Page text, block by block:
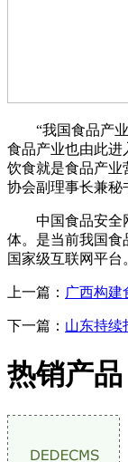
“我国食品产业
食品产业也由此进
饮食就是食品产业
协会副理事长兼秘
中国食品安全网
体。是当前我国食
国家级互联网平台
上一篇： 广西构建
下一篇： 山东持续
热销产品